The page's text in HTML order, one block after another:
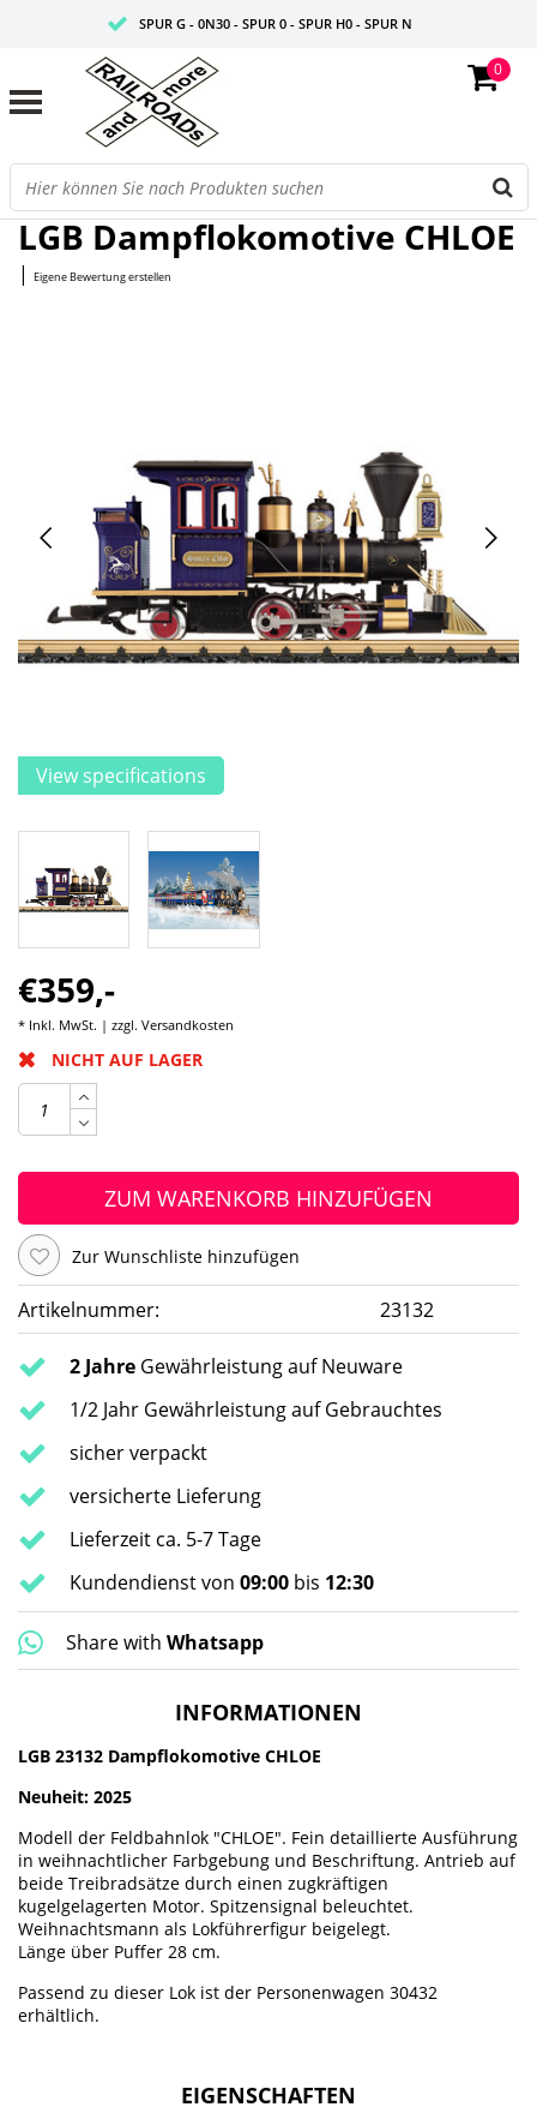
SPUR G - 0N30 - SPUR 0 - SPUR H0 - SPUR N
0
Startseite/Dampflokomotive CHLOE
LGB Dampflokomotive CHLOE
| Eigene Bewertung erstellen
View specifications
€359,-
* Inkl. MwSt. | zzgl. Versandkosten
NICHT AUF LAGER
ZUM WARENKORB HINZUFÜGEN
Zur Wunschliste hinzufügen
Artikelnummer: 23132
2 Jahre Gewährleistung auf Neuware
1/2 Jahr Gewährleistung auf Gebrauchtes
sicher verpackt
versicherte Lieferung
Lieferzeit ca. 5-7 Tage
Kundendienst von 09:00 bis 12:30
Share with Whatsapp
INFORMATIONEN
LGB 23132 Dampflokomotive CHLOE
Neuheit: 2025
Modell der Feldbahnlok "CHLOE". Fein detaillierte Ausführung
in weihnachtlicher Farbgebung und Beschriftung. Antrieb auf
beide Treibradsätze durch einen zugkräftigen
kugelgelagerten Motor. Spitzensignal beleuchtet.
Weihnachtsmann als Lokführerfigur beigelegt.
Länge über Puffer 28 cm.
Passend zu dieser Lok ist der Personenwagen 30432
erhältlich.
EIGENSCHAFTEN